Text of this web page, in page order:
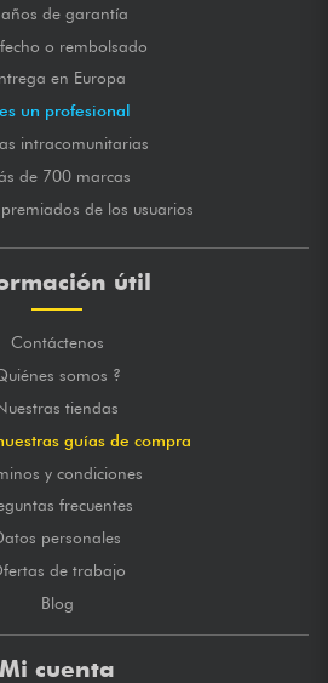
de garantía
o rembolsado
en Europa
un profesional
intracomunitarias
de 700 marcas
de los usuarios
útil
Contáctenos
somos ?
tiendas
guías de compra
y condiciones
frecuentes
personales
de trabajo
Blog
Mi cuenta